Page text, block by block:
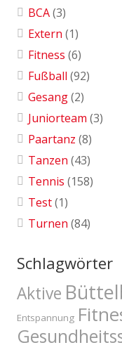
BCA(3)
Extern (1)
Fitness (6)
Fußball (92)
Gesang(2)
Juniorteam (3)
Paartanz (8)
Tanzen (43)
Tennis (158)
Test(1)
Turnen (84)
Schlagwörter
Aktive
Entspannung